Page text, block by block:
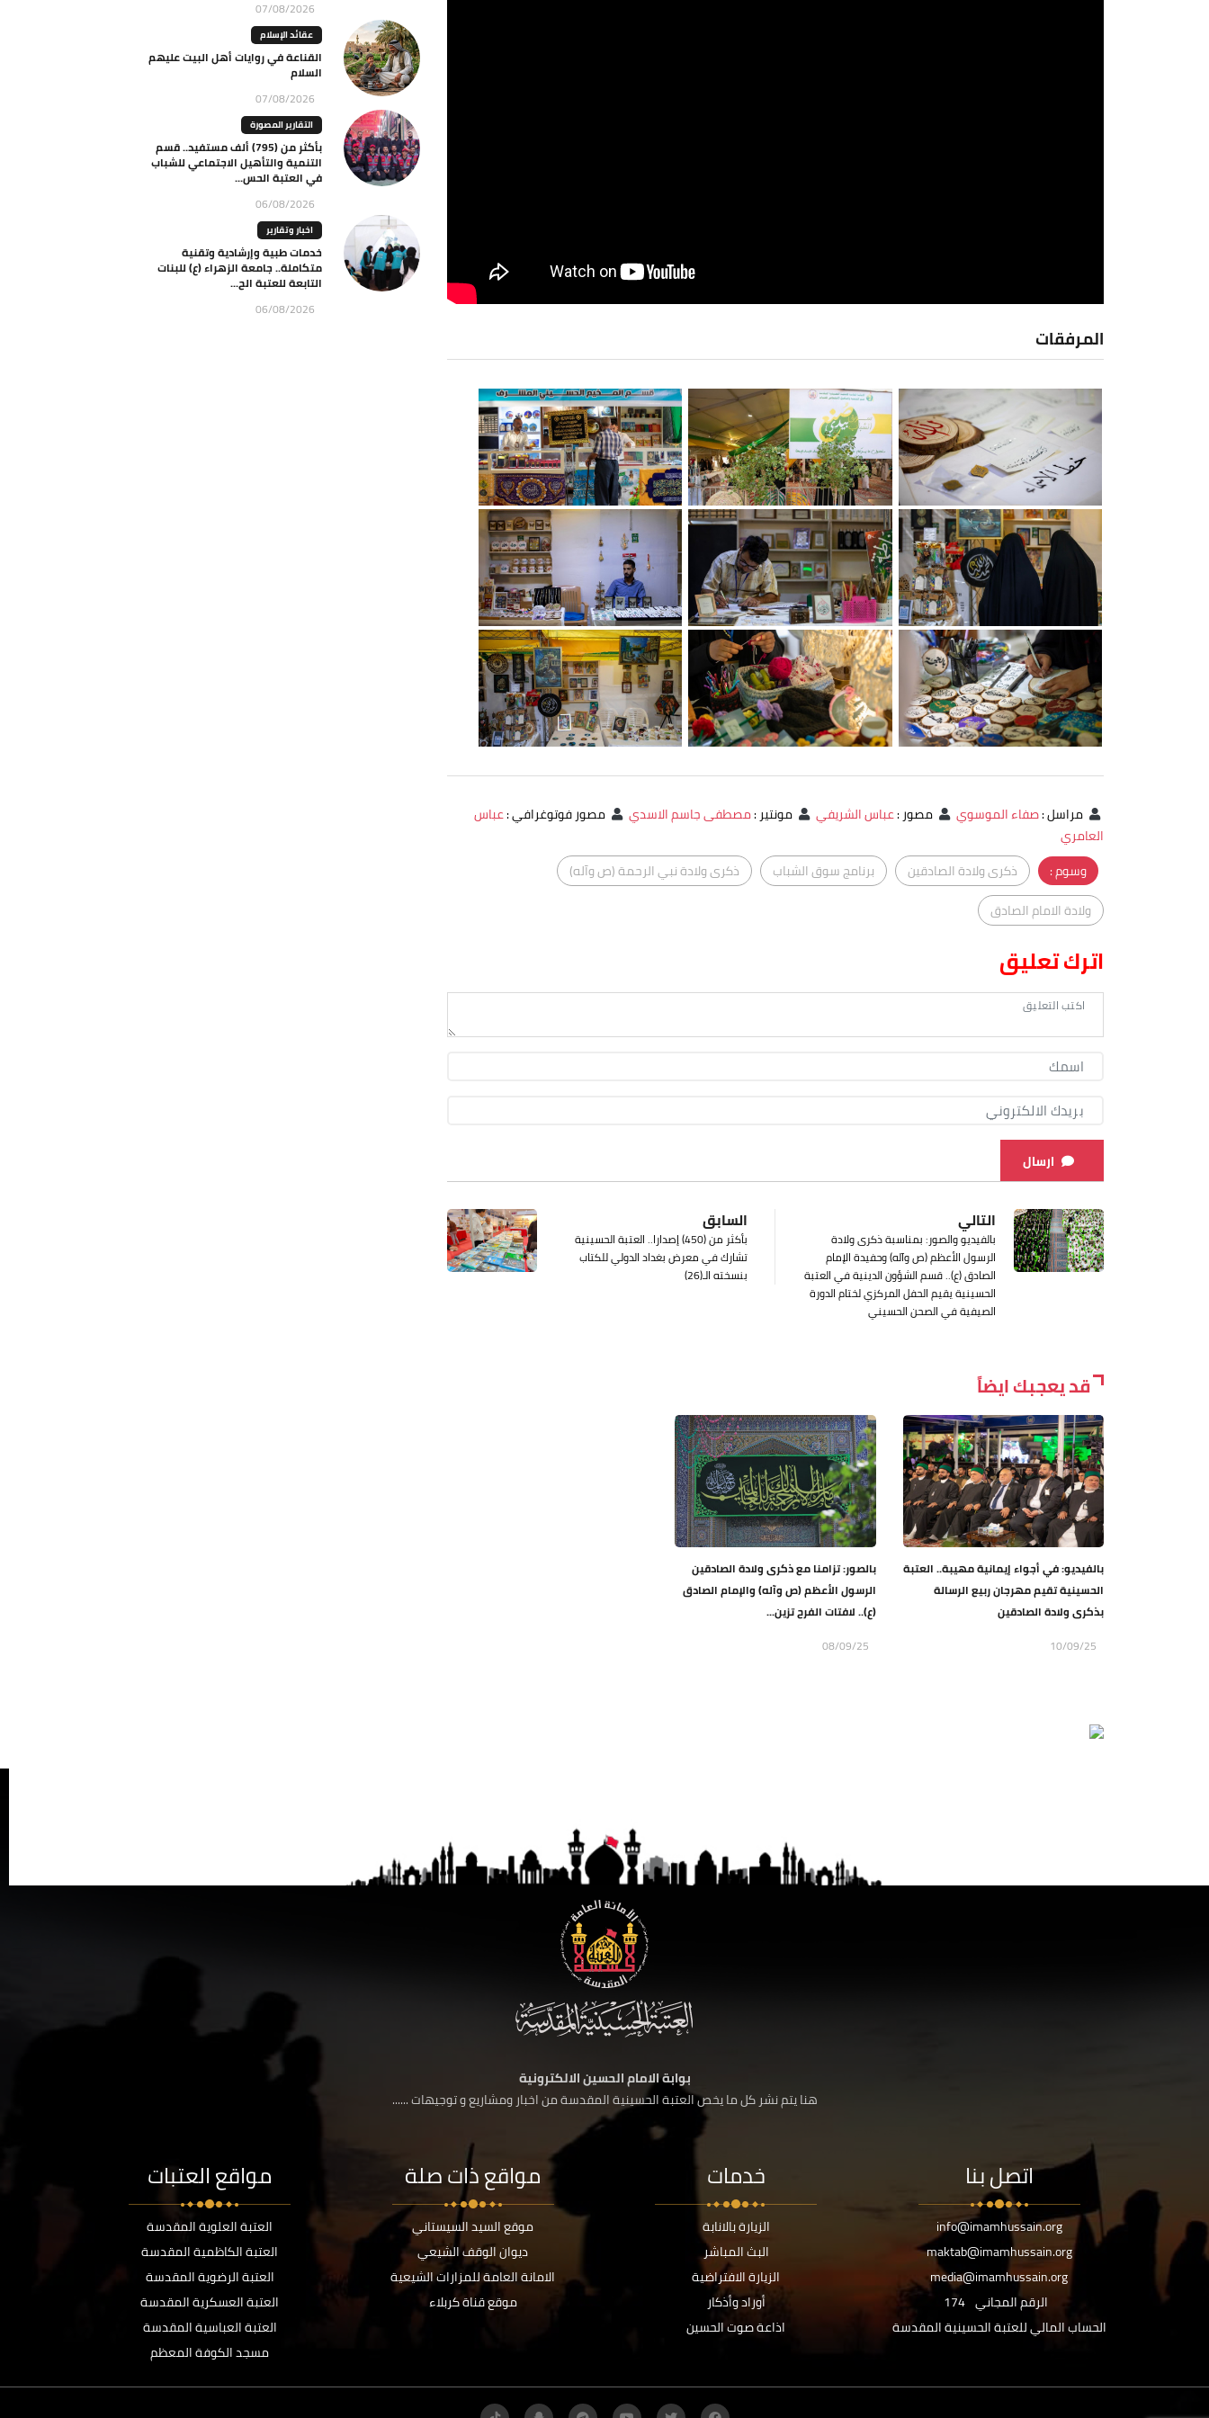
المرفقات
مراسل:صفاء الموسوي مصور:عباس الشريفي مونتير:مصطفى جاسم الاسدي مصور فوتوغرافي:عباس
العامري
وسوم :
ذكرى ولادة الصادقين برنامج سوق الشباب
ذكرى ولادة نبي الرحمة (ص وآله)
ولادة الامام الصادق
اترك تعليق
ارسال
السابق
بأكثر من (450) إصدارا.. العتبة الحسينية
تشارك في معرض بغداد الدولي للكتاب
بنسخته الـ(26)
التالي
بالفيديو والصور: بمناسبة ذكرى ولادة
الرسول الأعظم (ص وآله) وحفيدة الإمام
الصادق (ع).. قسم الشؤون الدينية في العتبة
الحسينية يقيم الحفل المركزي لختام الدورة
الصيفية في الصحن الحسيني
قد يعجبك ايضاً
بالفيديو: في أجواء إيمانية مهيبة.. العتبة
الحسينية تقيم مهرجان ربيع الرسالة
بذكرى ولادة الصادقين
10/09/25
بالصور: تزامنا مع ذكرى ولادة الصادقين
الرسول الأعظم (ص وآله) والإمام الصادق
(ع).. لافتات الفرح تزين...
08/09/25
07/08/2026
عقائد الإسلام
القناعة في روايات أهل البيت عليهم
السلام
07/08/2026
التقارير المصورة
بأكثر من (795) ألف مستفيد.. قسم
التنمية والتأهيل الاجتماعي للشباب
في العتبة الحس...
06/08/2026
اخبار وتقارير
خدمات طبية وإرشادية وتقنية
متكاملة.. جامعة الزهراء (ع) للبنات
التابعة للعتبة الح...
06/08/2026
بوابة الامام الحسين الالكترونية
هنا يتم نشر كل ما يخص العتبة الحسينية المقدسة من اخبار ومشاريع و توجيهات ......
اتصل بنا
info@imamhussain.org
maktab@imamhussain.org
media@imamhussain.org
الرقم المجاني 174
الحساب المالي للعتبة الحسينية المقدسة
خدمات
الزيارة بالانابة
البث المباشر
الزيارة الافتراضية
أوراد وأذكار
اذاعة صوت الحسين
مواقع ذات صلة
موقع السيد السيستاني
ديوان الوقف الشيعي
الامانة العامة للمزارات الشيعية
موقع قناة كربلاء
مواقع العتبات
العتبة العلوية المقدسة
العتبة الكاظمية المقدسة
العتبة الرضوية المقدسة
العتبة العسكرية المقدسة
العتبة العباسية المقدسة
مسجد الكوفة المعظم